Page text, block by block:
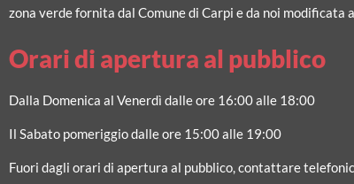
zona verde fornita dal Comune di Carpi e da noi
Orari di apertura al pubblico
Dalla Domenica al Venerdì dalle ore 16:00 alle 18:00
Il Sabato pomeriggio dalle ore 15:00 alle 19:00
Fuori dagli orari di apertura al pubblico, contattare